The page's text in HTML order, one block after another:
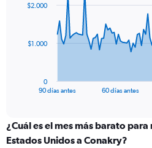
data
The
categories.
Range:
90 días antes 60 días antes
0
$1.000
$2.000
¿Cuál es el mes más barato
Estados Unidos a Conakry?